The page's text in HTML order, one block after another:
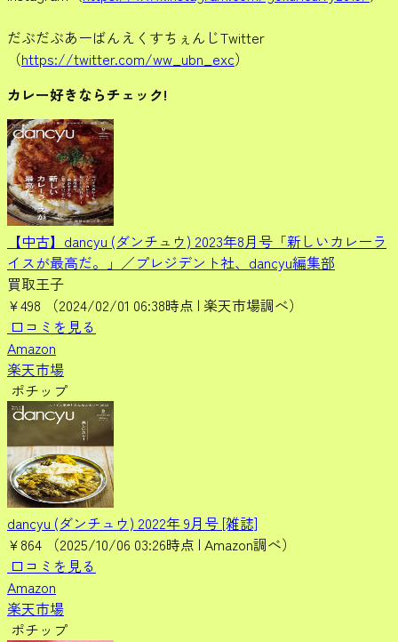
だぶだぶあーばんえくすちぇんじTwitter
（https://twitter.com/ww_ubn_exc）
カレー好きならチェック!
【中古】dancyu (ダンチュウ) 2023年8月号「新しいカレーラ
イスが最高だ。」／プレジデント社、dancyu編集部
買取王子
¥498
（2024/02/01 06:38時点 | 楽天市場調べ）
口コミを見る
Amazon
楽天市場
ポチップ
dancyu (ダンチュウ) 2022年 9月号 [雑誌]
¥864
（2025/10/06 03:26時点 | Amazon調べ）
口コミを見る
Amazon
楽天市場
ポチップ